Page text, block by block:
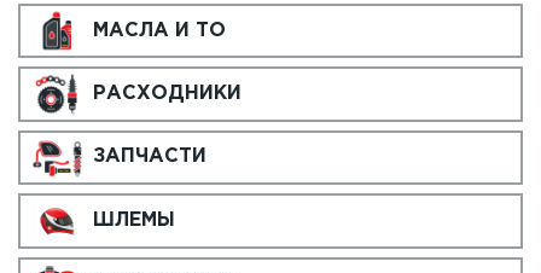
МАСЛА И ТО
РАСХОДНИКИ
ЗАПЧАСТИ
ШЛЕМЫ